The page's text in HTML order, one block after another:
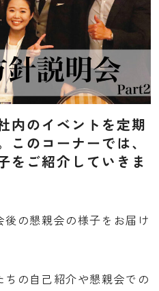
内のイベントを定期
このコーナーでは、
をご紹介していきま
の懇親会の様子をお届け
の自己紹介や懇親会での